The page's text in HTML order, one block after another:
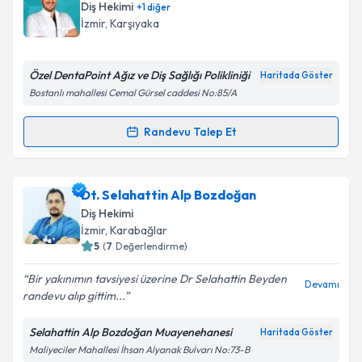
takvim hazırlandığında e-posta ile bilgilendireceğiz.
Kişisel verilerimin işlenmesine ilişkin
Metni'ni okudum ve kişisel verilerimin belirtilen
Takvim Talebini Gönder
Diş Hekimi +1diğer
İzmir, Karşıyaka
Özel DentaPoint Ağız ve Diş Sağlığı Polikliniği Haritada Göster
Bostanlı mahallesi Cemal Gürsel caddesi No:85/A
Randevu Talep Et
Randevu Takvimi Talebi
Dt. Hasan Çınarcıkiçin randevu takvimi talebi
oluşturun. Size bu uzmandan randevu almanız için bir
takvim hazırlandığında e-posta ile bilgilendireceğiz.
Kişisel verilerimin işlenmesine ilişkin
Aydınlatma
Metni'ni okudum ve kişisel verilerimin belirtilen
Dt. Selahattin Alp Bozdoğan
Diş Hekimi
İzmir, Karabağlar
5 (7 Değerlendirme)
Bir yakınımın tavsiyesi üzerine Dr Selahattin Beyden
randevu alıp gittim...
Devamı
Selahattin Alp Bozdoğan Muayenehanesi Haritada Göster
Maliyeciler Mahallesi İhsan Alyanak Bulvarı No:73-B